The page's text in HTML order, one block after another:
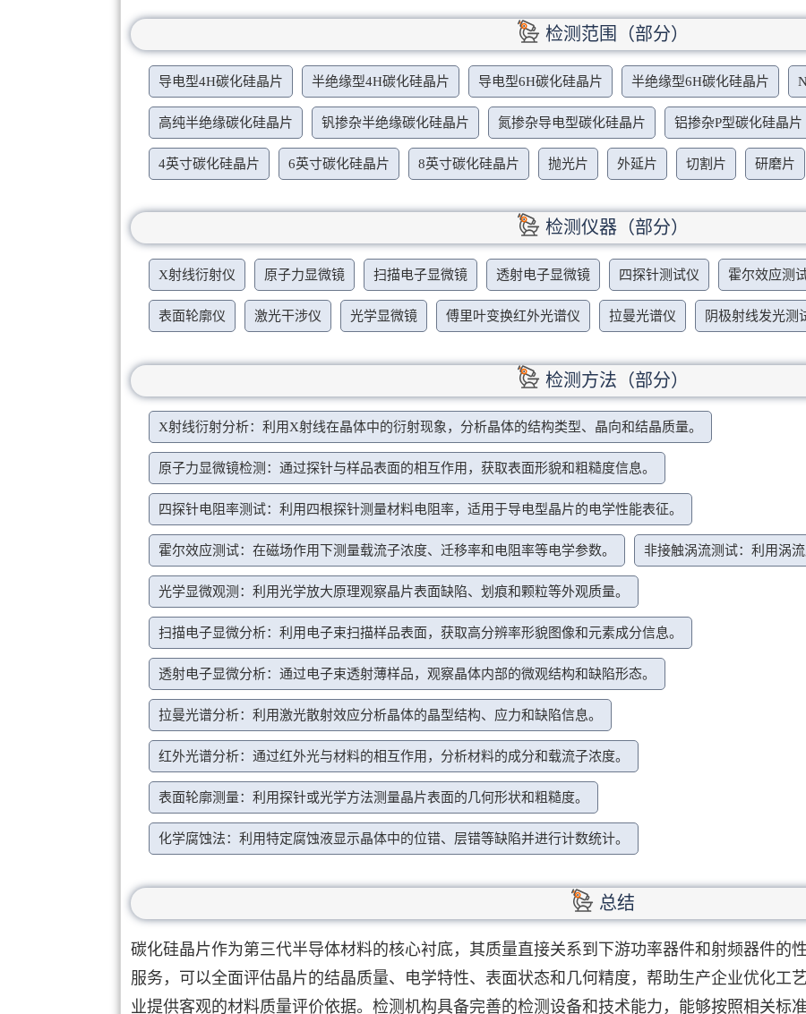
检测范围（部分）
导电型4H碳化硅晶片 半绝缘型4H碳化硅晶片 导电型6H碳化硅晶片 半绝缘型6H碳化硅晶片
高纯半绝缘碳化硅晶片 钒掺杂半绝缘碳化硅晶片 氮掺杂导电型碳化硅晶片 铝掺杂P型碳化硅晶片
4英寸碳化硅晶片 6英寸碳化硅晶片 8英寸碳化硅晶片 抛光片 外延片 切割片 研磨片
检测仪器（部分）
X射线衍射仪 原子力显微镜 扫描电子显微镜 透射电子显微镜 四探针测试仪 霍尔效应测
表面轮廓仪 激光干涉仪 光学显微镜 傅里叶变换红外光谱仪 拉曼光谱仪 阴极射线发光测
检测方法（部分）
X射线衍射分析：利用X射线在晶体中的衍射现象，分析晶体的结构类型、晶向和结晶质量。
原子力显微镜检测：通过探针与样品表面的相互作用，获取表面形貌和粗糙度信息。
四探针电阻率测试：利用四根探针测量材料电阻率，适用于导电型晶片的电学性能表征。
霍尔效应测试：在磁场作用下测量载流子浓度、迁移率和电阻率等电学参数。 非接触涡流测试：利用涡
光学显微观测：利用光学放大原理观察晶片表面缺陷、划痕和颗粒等外观质量。
扫描电子显微分析：利用电子束扫描样品表面，获取高分辨率形貌图像和元素成分信息。
透射电子显微分析：通过电子束透射薄样品，观察晶体内部的微观结构和缺陷形态。
拉曼光谱分析：利用激光散射效应分析晶体的晶型结构、应力和缺陷信息。
红外光谱分析：通过红外光与材料的相互作用，分析材料的成分和载流子浓度。
表面轮廓测量：利用探针或光学方法测量晶片表面的几何形状和粗糙度。
化学腐蚀法：利用特定腐蚀液显示晶体中的位错、层错等缺陷并进行计数统计。
总结
碳化硅晶片作为第三代半导体材料的核心衬底，其质量直接关系到下游功率器件和射频器件的
服务，可以全面评估晶片的结晶质量、电学特性、表面状态和几何精度，帮助生产企业优化工
业提供客观的材料质量评价依据。检测机构具备完善的检测设备和技术能力，能够按照相关标